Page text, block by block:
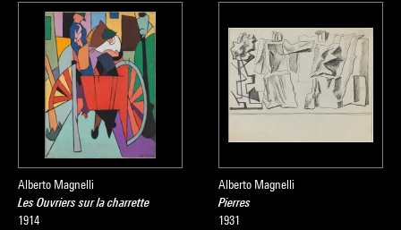
Alberto Magnelli
Les Ouvriers sur la charrette
1914
Alberto Magnelli
Pierres
1931